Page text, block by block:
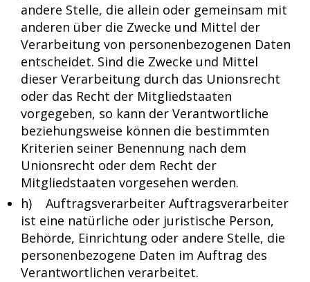
andere Stelle, die allein oder gemeinsam mit
anderen über die Zwecke und Mittel der
Verarbeitung von personenbezogenen Daten
entscheidet. Sind die Zwecke und Mittel
dieser Verarbeitung durch das Unionsrecht
oder das Recht der Mitgliedstaaten
vorgegeben, so kann der Verantwortliche
beziehungsweise können die bestimmten
Kriterien seiner Benennung nach dem
Unionsrecht oder dem Recht der
Mitgliedstaaten vorgesehen werden.
h) Auftragsverarbeiter Auftragsverarbeiter
ist eine natürliche oder juristische Person,
Behörde, Einrichtung oder andere Stelle, die
personenbezogene Daten im Auftrag des
Verantwortlichen verarbeitet.